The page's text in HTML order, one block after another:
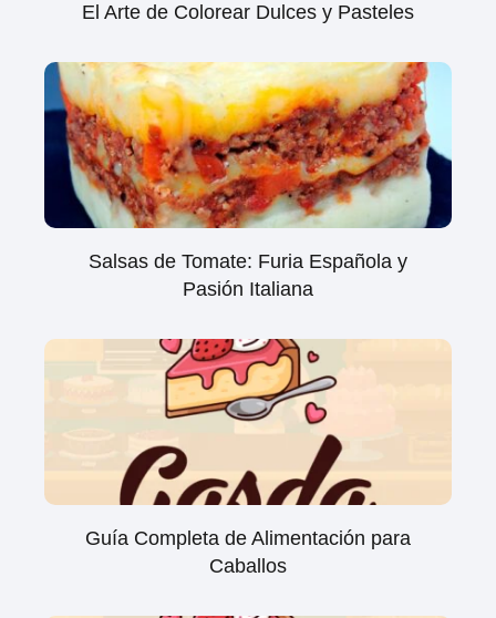
El Arte de Colorear Dulces y Pasteles
Salsas de Tomate: Furia Española y
Pasión Italiana
Guía Completa de Alimentación para
Caballos